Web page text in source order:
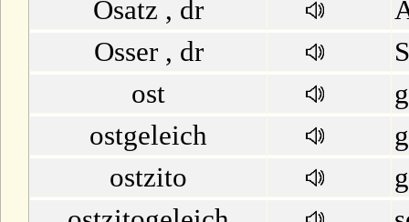
Osatz , dr
Osser , dr
ost
ostgeleich
ostzito